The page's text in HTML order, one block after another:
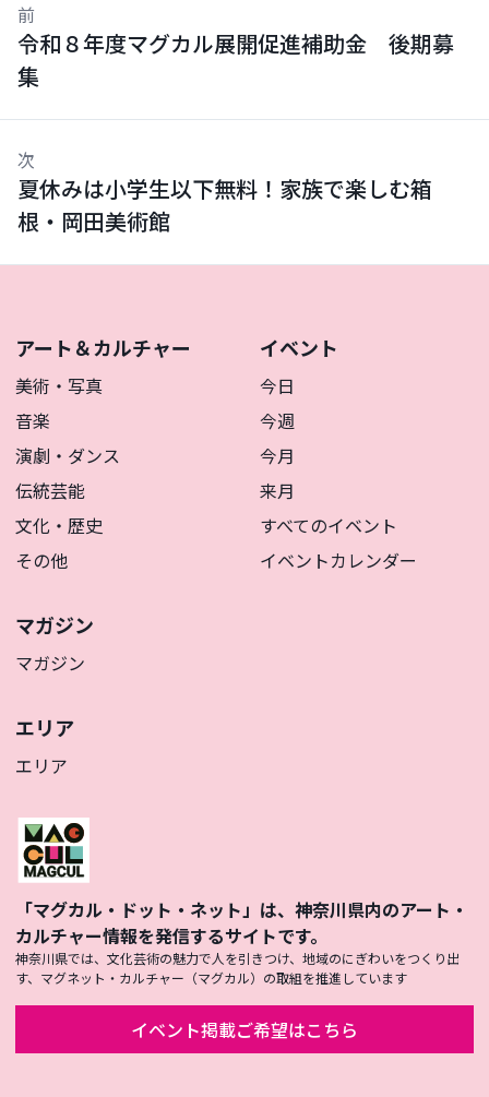
前
令和８年度マグカル展開促進補助金 後期募
集
次
夏休みは小学生以下無料！家族で楽しむ箱
根・岡田美術館
アート＆カルチャー
美術・写真
音楽
演劇・ダンス
伝統芸能
文化・歴史
その他
イベント
今日
今週
今月
来月
すべてのイベント
イベントカレンダー
マガジン
マガジン
エリア
エリア
「マグカル・ドット・ネット」は、神奈川県内のアート・
カルチャー情報を発信するサイトです。
神奈川県では、文化芸術の魅力で人を引きつけ、地域のにぎわいをつくり出
す、マグネット・カルチャー（マグカル）の取組を推進しています
イベント掲載ご希望はこちら